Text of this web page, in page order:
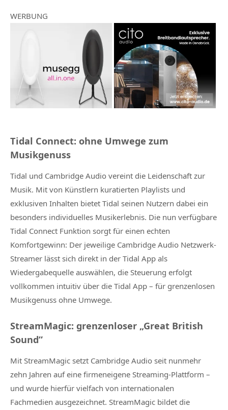
WERBUNG
Tidal Connect: ohne Umwege zum
Musikgenuss
Tidal und Cambridge Audio vereint die Leidenschaft zur
Musik. Mit von Künstlern kuratierten Playlists und
exklusiven Inhalten bietet Tidal seinen Nutzern dabei ein
besonders individuelles Musikerlebnis. Die nun verfügbare
Tidal Connect Funktion sorgt für einen echten
Komfortgewinn: Der jeweilige Cambridge Audio Netzwerk-
Streamer lässt sich direkt in der Tidal App als
Wiedergabequelle auswählen, die Steuerung erfolgt
vollkommen intuitiv über die Tidal App – für grenzenlosen
Musikgenuss ohne Umwege.
StreamMagic: grenzenloser „Great British
Sound”
Mit StreamMagic setzt Cambridge Audio seit nunmehr
zehn Jahren auf eine firmeneigene Streaming-Plattform –
und wurde hierfür vielfach von internationalen
Fachmedien ausgezeichnet. StreamMagic bildet die